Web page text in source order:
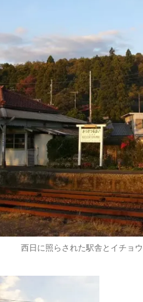
西日に照らされた駅舎とイチョウ